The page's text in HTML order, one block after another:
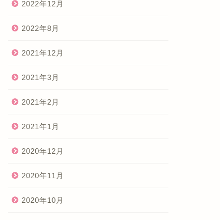
2022年12月
2022年8月
2021年12月
2021年3月
2021年2月
2021年1月
2020年12月
2020年11月
2020年10月